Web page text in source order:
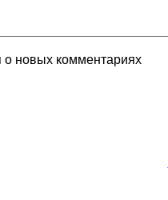
о новых комментариях